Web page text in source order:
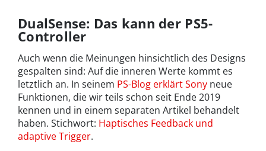
DualSense: Das kann der PS5-
Controller
Auch wenn die Meinungen hinsichtlich des Designs
gespalten sind: Auf die inneren Werte kommt es
letztlich an. In seinem PS-Blog erklärt Sony neue
Funktionen, die wir teils schon seit Ende 2019
kennen und in einem separaten Artikel behandelt
haben. Stichwort: Haptisches Feedback und
adaptive Trigger.